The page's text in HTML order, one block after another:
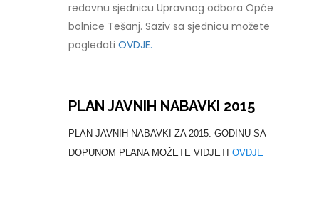
redovnu sjednicu Upravnog odbora Opće
bolnice Tešanj. Saziv sa sjednicu možete
pogledatiOVDJE.
PLAN JAVNIH NABAVKI 2015
PLAN JAVNIH NABAVKI ZA 2015. GODINU SA
DOPUNOM PLANA MOŽETE VIDJETIOVDJE